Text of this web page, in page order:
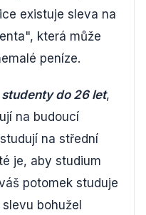
existuje sleva na
která může
peníze.
studenty do 26 let,
na budoucí
na střední
je, aby studium
potomek studuje
bohužel